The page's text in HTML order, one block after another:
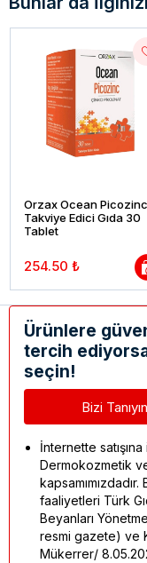
Orzax Ocean Picozinc
Takviye Edici Gıda 30
Tablet
254.50 ₺
Ürünlere
tercih
seçin!
Bizi Tanıyın
İnternette
Dermokozmetik
faaliyetleri Türk
Beyanları
resmi gazete) ve
Mükerrer/